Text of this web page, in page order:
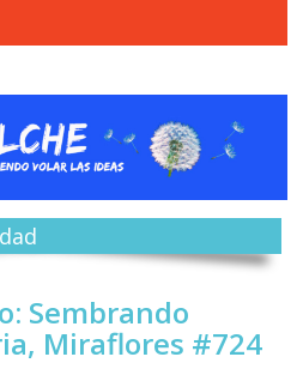
Sembrando
Miraflores #724